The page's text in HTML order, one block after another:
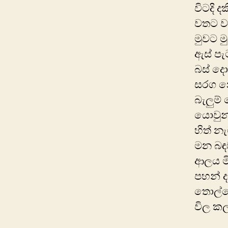
විටදි
වතට
මුවට
ඇස්
බස්
සරග
බැලුම්
හිත්
මන
ආලය
පහන්
විල